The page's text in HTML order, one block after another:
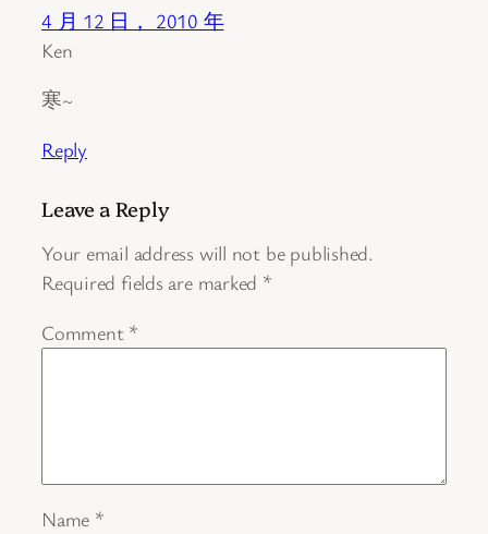
4 月 12 日， 2010 年
Ken
寒~
Reply
Leave a Reply
Your email address will not be published.
Required fields are marked *
Comment *
Name *